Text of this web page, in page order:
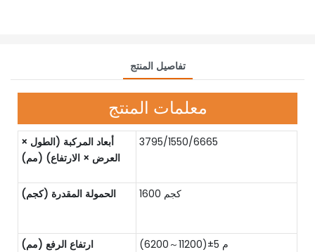
تفاصيل المنتج
معلمات المنتج
أبعاد المركبة (الطول ×
العرض × الارتفاع) (مم)
3795/1550/6665
الحمولة المقدرة (كجم) 1600 كجم
ارتفاع الرفع (مم) (6200～11200)±5 م